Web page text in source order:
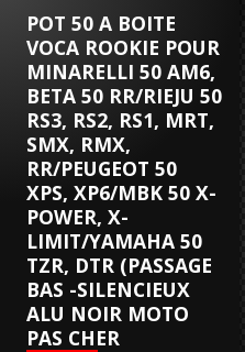
POT 50 A BOITE
VOCA ROOKIE POUR
MINARELLI 50 AM6,
BETA 50 RR/RIEJU 50
RS3, RS2, RS1, MRT,
SMX, RMX,
RR/PEUGEOT 50
XPS, XP6/MBK 50 X-
POWER, X-
LIMIT/YAMAHA 50
TZR, DTR (PASSAGE
BAS -SILENCIEUX
ALU NOIR MOTO
PAS CHER